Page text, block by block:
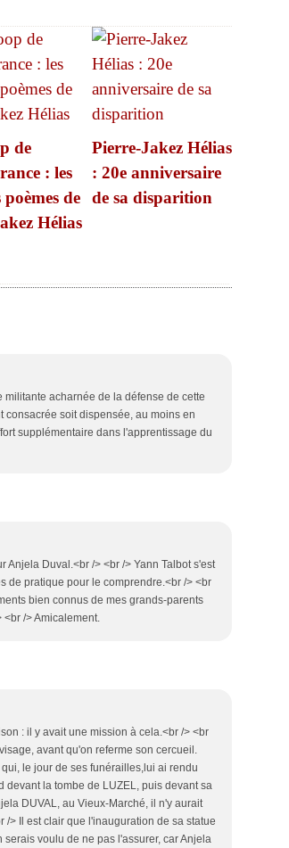
de
: les
de
Hélias
Pierre-Jakez Hélias
: 20e anniversaire
de sa disparition
acharnée de la défense de cette
consacrée soit dispensée, au moins en
supplémentaire dans l'apprentissage du
Anjela Duval.<br /> <br /> Yann Talbot s'est
de pratique pour le comprendre.<br /> <br
bien connus de mes grands-parents
/> Amicalement.
: il y avait une mission à cela.<br /> <br
avant qu'on referme son cercueil.
le jour de ses funérailles,lui ai rendu
devant la tombe de LUZEL, puis devant sa
DUVAL, au Vieux-Marché, il n'y aurait
> Il est clair que l'inauguration de sa statue
voulu de ne pas l'assurer, car Anjela